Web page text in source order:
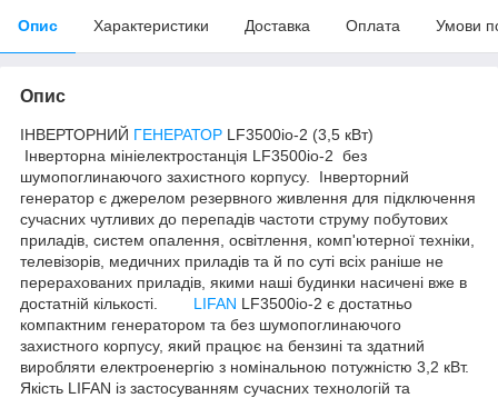
Опис Характеристики Доставка Оплата Умови
Опис
ІНВЕРТОРНИЙ ГЕНЕРАТОР LF3500io-2 (3,5 кВт)
Інверторна мініелектростанція LF3500io-2 без
шумопоглинаючого захистного корпусу. Інверторний
генератор є джерелом резервного живлення для підключення
сучасних чутливих до перепадів частоти струму побутових
приладів, систем опалення, освітлення, комп'ютерної техніки,
телевізорів, медичних приладів та й по суті всіх раніше не
перерахованих приладів, якими наші будинки насичені вже в
достатній кількості. LIFAN LF3500io-2 є достатньо
компактним генератором та без шумопоглинаючого
захистного корпусу, який працює на бензині та здатний
виробляти електроенергію з номінальною потужністю 3,2 кВт.
Якість LIFAN із застосуванням сучасних технологій та